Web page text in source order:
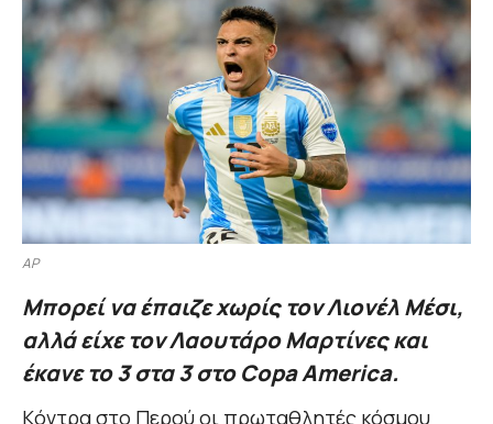
AP
Mπορεί να έπαιζε χωρίς τον Λιονέλ Μέσι,
αλλά είχε τον Λαουτάρο Μαρτίνες και
έκανε το 3 στα 3 στο Copa America.
Kόντρα στο Περού οι πρωταθλητές κόσμου